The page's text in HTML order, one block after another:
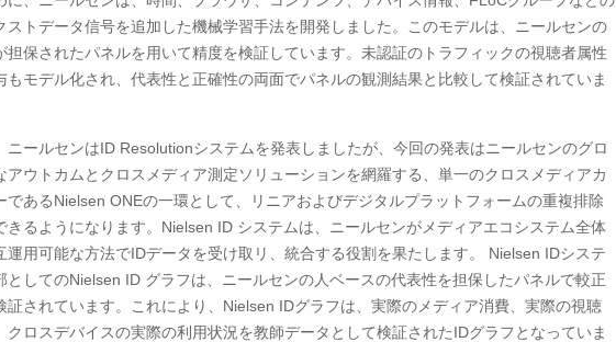
ストデータ信号を追加した機械学習手法を開発しました。このモデルは、ニールセンの
担保されたパネルを用いて精度を検証しています。未認証のトラフィックの視聴者属性
もモデル化され、代表性と正確性の両面でパネルの観測結果と比較して検証されていま
ニールセンは ID Resolutionシステムを発表しましたが、今回の発表はニールセンのグロ
アウトカムとクロスメディア測定ソリューションを網羅する、単一のクロスメディアカ
である Nielsen ONEの一環として、リニアおよびデジタルプラットフォームの重複排除
きるようになります。
Nielsen ID システムは、ニールセンがメディアエコシステム全体
運用可能な方法で IDデータを受け取リ、統合する役割を果たします。 Nielsen IDシステ
としてのNielsen ID グラフは、ニールセンの人ベースの代表性を担保したパネルで較正
証されています。これにより、Nielsen IDグラフは、実際のメディア消費、実際の視聴
クロスデバイスの実際の利用状況を教師データとして検証された IDグラフとなっていま